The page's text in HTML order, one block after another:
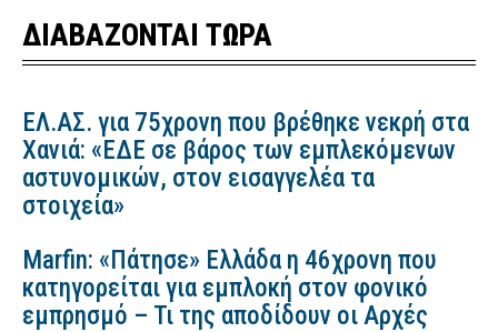
ΔΙΑΒΑΖΟΝΤΑΙ ΤΩΡΑ
ΕΛ.ΑΣ. για 75χρονη που βρέθηκε νεκρή στα
Χανιά: «ΕΔΕ σε βάρος των εμπλεκόμενων
αστυνομικών, στον εισαγγελέα τα
στοιχεία»
Marfin: «Πάτησε» Ελλάδα η 46χρονη που
κατηγορείται για εμπλοκή στον φονικό
εμπρησμό – Τι της αποδίδουν οι Αρχές